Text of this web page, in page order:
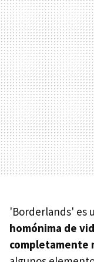
'Borderlands' es
homónima de
completamente